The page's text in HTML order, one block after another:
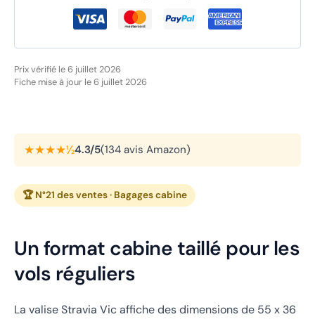
Prix vérifié le 6 juillet 2026
Fiche mise à jour le 6 juillet 2026
★★★★½4.3/5(134 avis Amazon)
🏆 N°21 des ventes · Bagages cabine
Un format cabine taillé pour les
vols réguliers
La valise Stravia Vic affiche des dimensions de 55 x 36